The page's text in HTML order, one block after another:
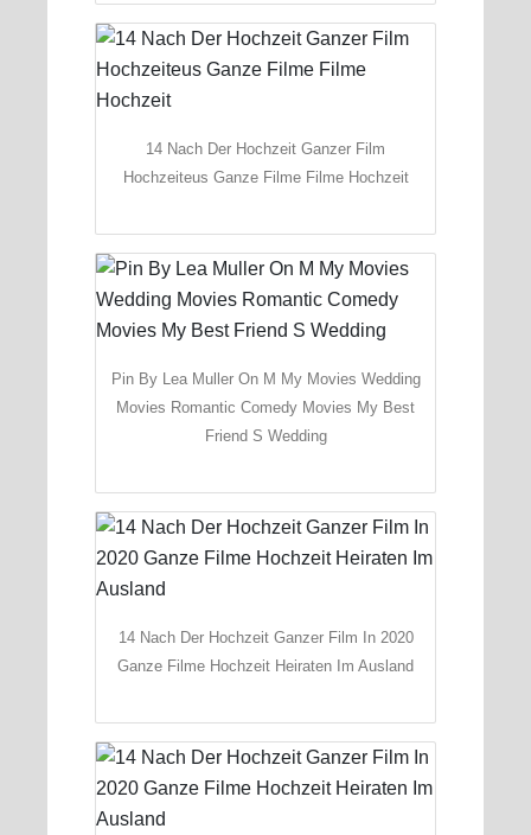
14 Nach Der Hochzeit Ganzer Film
Hochzeiteus Ganze Filme Filme Hochzeit
Pin By Lea Muller On M My Movies Wedding
Movies Romantic Comedy Movies My Best
Friend S Wedding
14 Nach Der Hochzeit Ganzer Film In 2020
Ganze Filme Hochzeit Heiraten Im Ausland